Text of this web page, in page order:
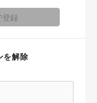
登録
を解除